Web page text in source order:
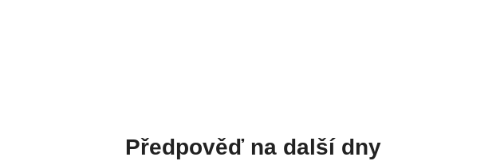
Předpověď na další dny